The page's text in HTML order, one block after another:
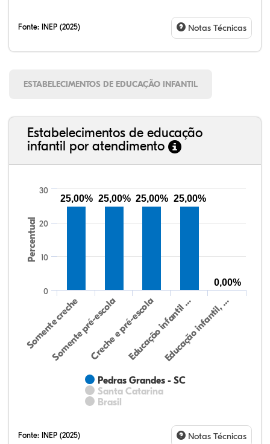
Fonte: INEP (2025) Notas Técnicas
ESTABELECIMENTOS DE EDUCAÇÃO INFANTIL
Estabelecimentos de educação
infantil por atendimento
Percentual
Pedras Grandes - SC
Santa Catarina
Brasil
Somente creche
Somente pré-escolaCreche e pré-escolaEducação infantil …Educação infantil, …
0
10
20
30
25,00% 25,00% 25,00% 25,00%
0,00%
Fonte: INEP (2025) Notas Técnicas